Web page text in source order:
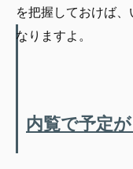
を把握しておけば
なりますよ。
内覧で予定